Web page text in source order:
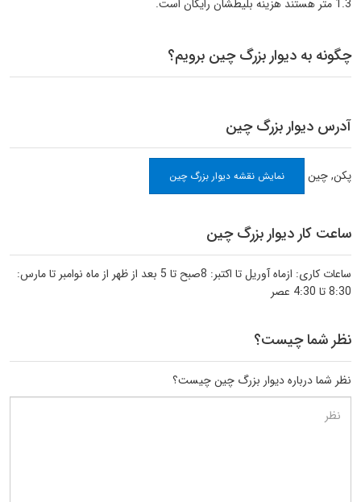
1.3 متر هستند هزینه بلیطشان رایگان است.
چگونه به دیوار بزرگ چین برویم؟
آدرس دیوار بزرگ چین
پکن,چین نمایش نقشه دیوار بزرگ چین
ساعت کار دیوار بزرگ چین
ساعات کاری: ازماه آوریل تا اکتبر: 8صبح تا 5 بعد از ظهر از ماه نوامبر تا مارس:
8:30 تا 4:30 عصر
نظر شما چیست؟
نظر شما درباره دیوار بزرگ چین چیست؟